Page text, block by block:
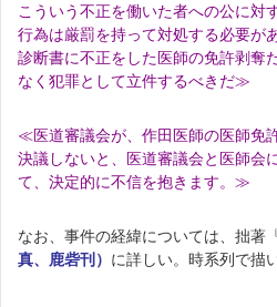
こういう不正を働いた者への公に対
行為は厳罰を持って対処する必要が
診断書に不正をした医師の免許剥奪
なく犯罪として立件するべきだ≫
≪医道審議会が、作田医師の医師免
決議しないと、医道審議会と医師会
て、決定的に不信を抱きます。≫
なお、事件の経緯については、拙著
真、鹿砦刊） に詳しい。時系列で描